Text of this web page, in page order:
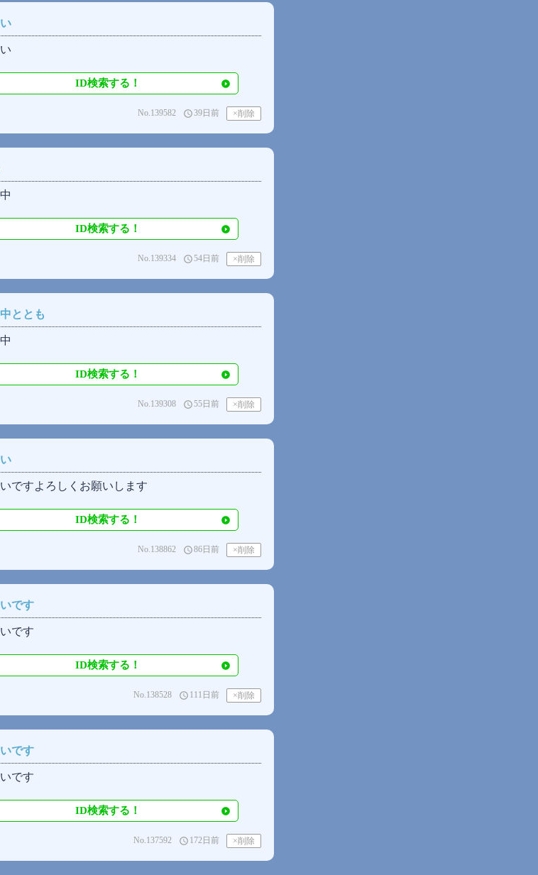
ID検索する！
access_time39日前
No.139582
ID検索する！
access_time54日前
No.139334
ととも
ID検索する！
access_time55日前
No.139308
ですよろしくお願いします
ID検索する！
access_time86日前
No.138862
です
です
ID検索する！
access_time 111日前
No.138528
です
です
ID検索する！
access_time 172日前
No.137592